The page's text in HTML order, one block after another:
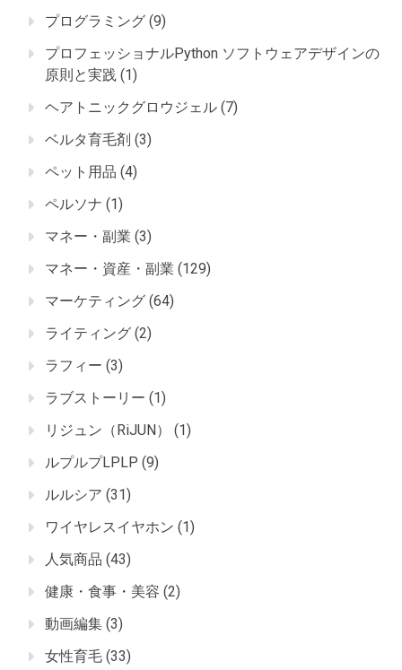
プログラミング (9)
プロフェッショナルPython ソフトウェアデザインの
原則と実践 (1)
ヘアトニックグロウジェル (7)
ベルタ育毛剤 (3)
ペット用品 (4)
ペルソナ (1)
マネー・副業 (3)
マネー・資産・副業 (129)
マーケティング (64)
ライティング (2)
ラフィー (3)
ラブストーリー (1)
リジュン（RiJUN）
(1)
ルプルプLPLP (9)
ルルシア (31)
ワイヤレスイヤホン (1)
人気商品 (43)
健康・食事・美容 (2)
動画編集 (3)
女性育毛 (33)